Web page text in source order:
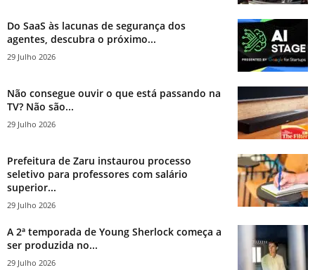
Do SaaS às lacunas de segurança dos
agentes, descubra o próximo...
29 Julho 2026
Não consegue ouvir o que está passando na
TV? Não são...
29 Julho 2026
Prefeitura de Zaru instaurou processo
seletivo para professores com salário
superior...
29 Julho 2026
A 2ª temporada de Young Sherlock começa a
ser produzida no...
29 Julho 2026